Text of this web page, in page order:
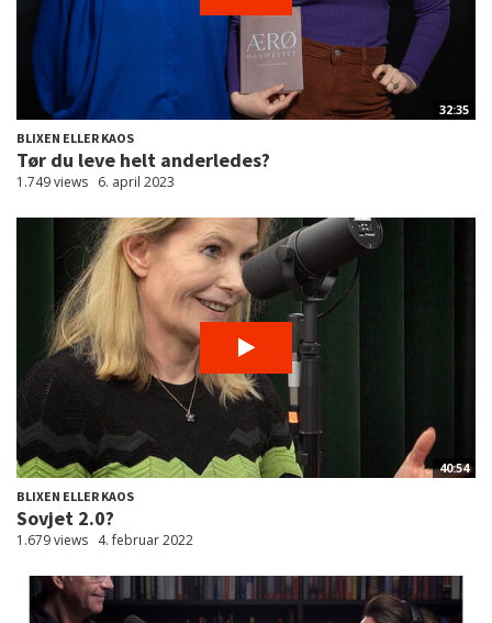
32:35
BLIXEN ELLER KAOS
Tør du leve helt anderledes?
1.749 views 6. april 2023
40:54
BLIXEN ELLER KAOS
Sovjet 2.0?
1.679 views 4. februar 2022